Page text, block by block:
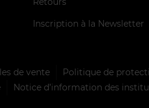
Inscription à la Newsletter
de vente Politique de
Notice d’information des